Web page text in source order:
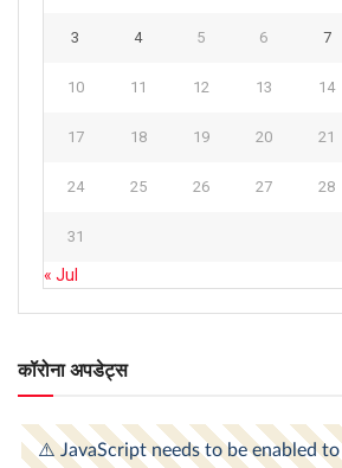
3 4 5 6 7
10 11 12 13 14
17 18 19 20 21
24 25 26 27 28
31
« Jul
कॉरोना अपडेट्स